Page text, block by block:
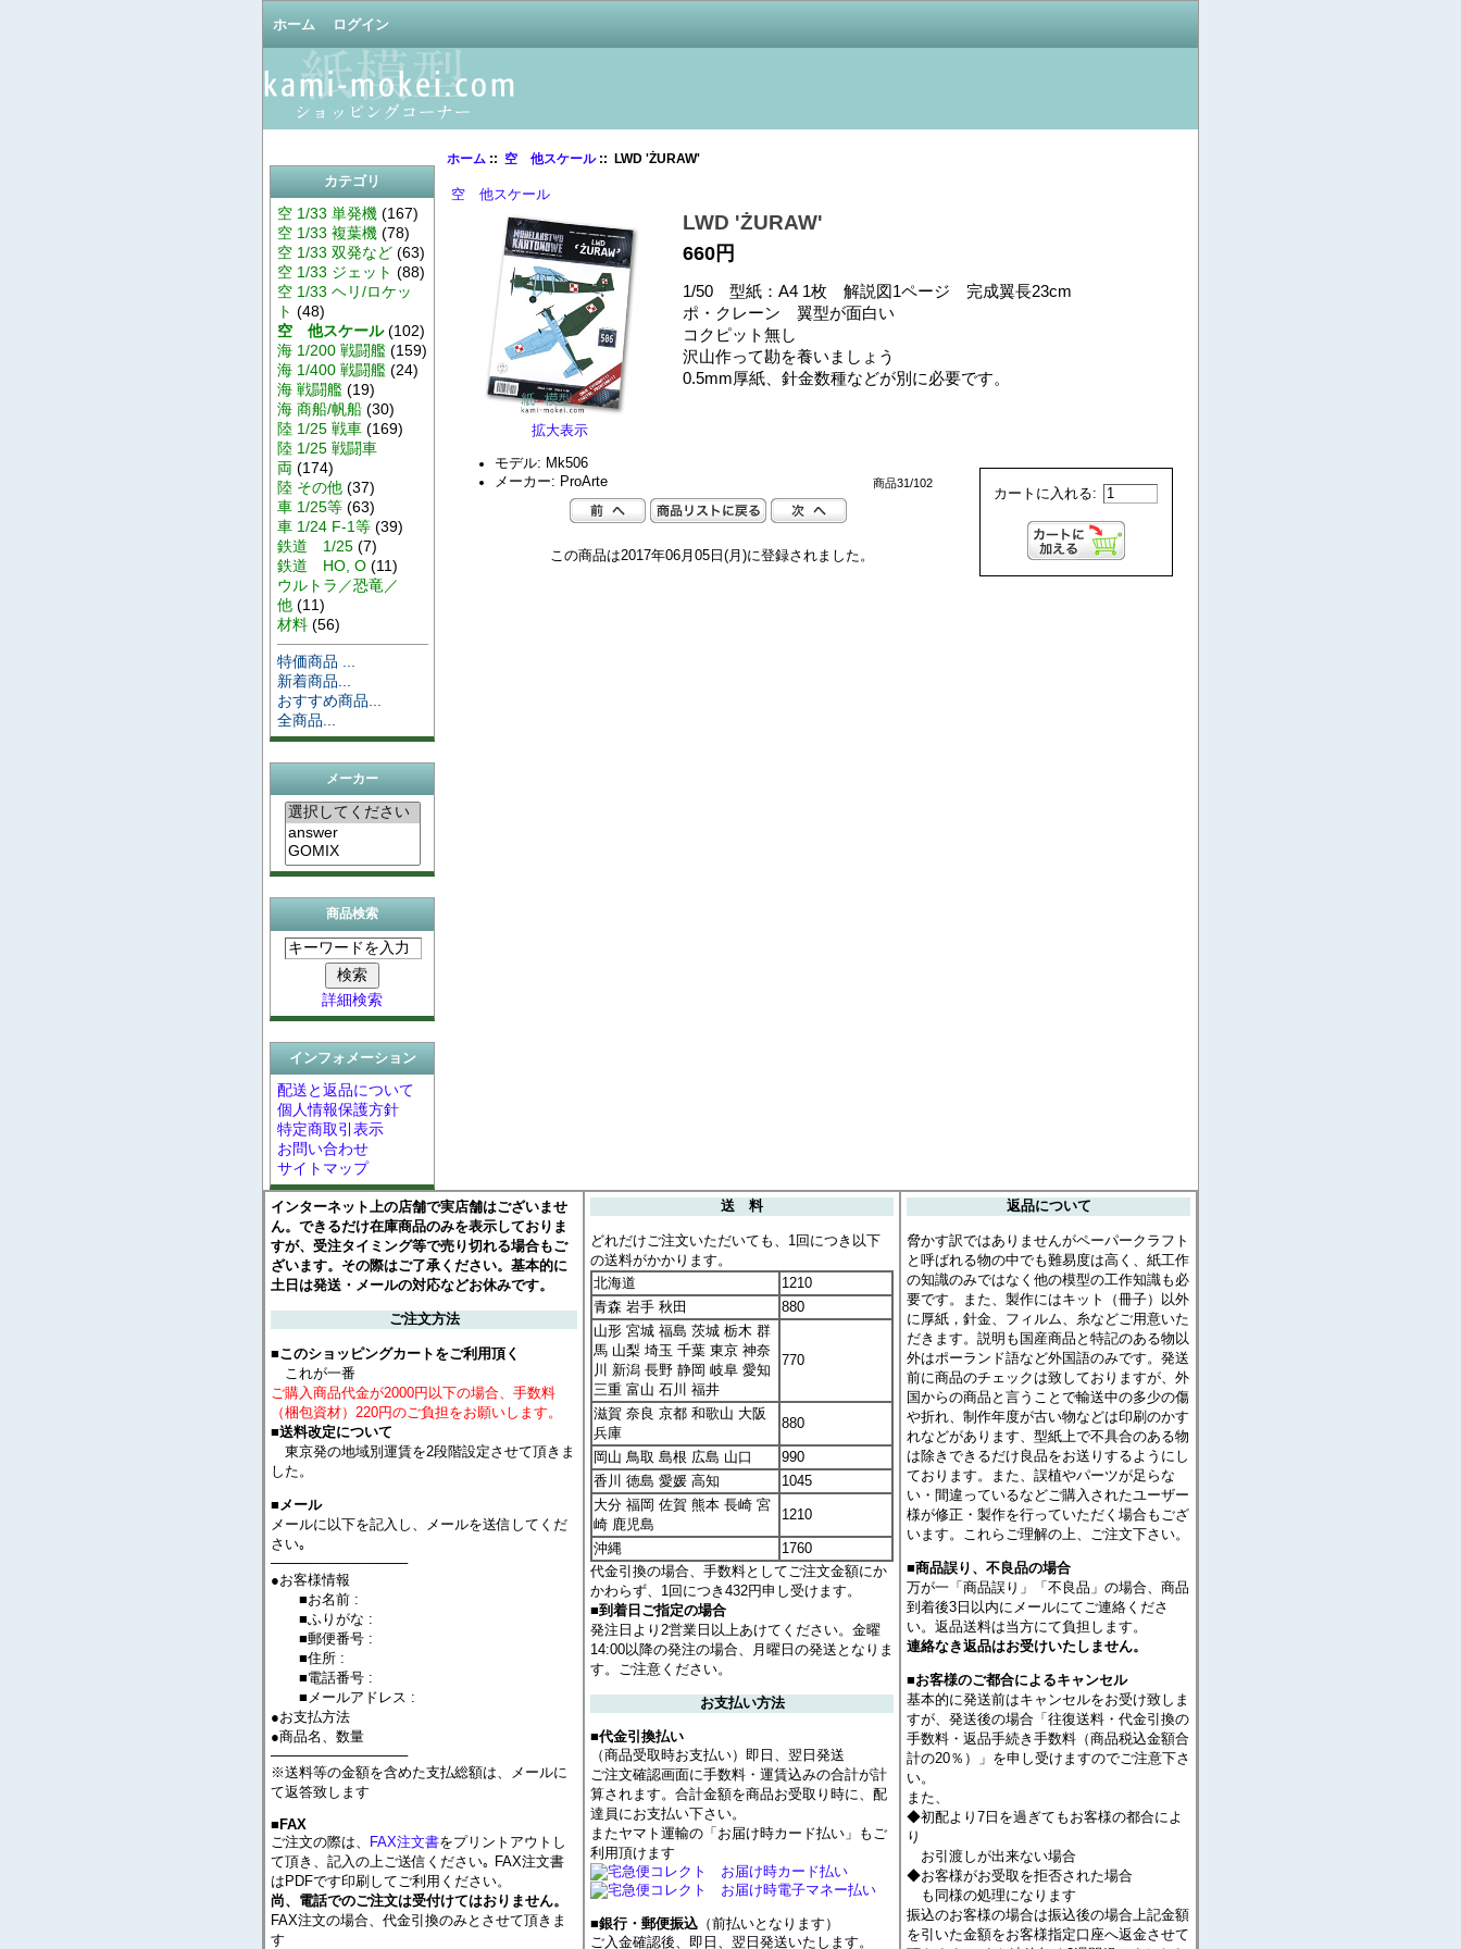
ホーム ログイン
カテゴリ
空 1/33 単発機(167)
空 1/33 複葉機(78)
空 1/33 双発など(63)
空 1/33 ジェット (88)
空 1/33 ヘリ/ロケッ
ト (48)
空 他スケール(102)
海 1/200 戦闘艦(159)
海 1/400 戦闘艦(24)
海 戦闘艦(19)
海 商船/帆船(30)
陸 1/25 戦車(169)
陸 1/25 戦闘車
両 (174)
陸 その他(37)
車 1/25等(63)
車 1/24 F-1等(39)
鉄道 1/25(7)
鉄道 HO, O(11)
ウルトラ／恐竜／
他(11)
材料(56)
特価商品 ...
新着商品...
おすすめ商品...
全商品...
メーカー
商品検索
詳細検索
インフォメーション
配送と返品について
個人情報保護方針
特定商取引表示
お問い合わせ
サイトマップ
ホーム:: 空 他スケール:: LWD 'ŻURAW'
空 他スケール
拡大表示
LWD 'ŻURAW'
660円
1/50 型紙：A4 1枚 解説図1ページ 完成翼長23cm
ポ・クレーン 翼型が面白い
コクピット無し
沢山作って勘を養いましょう
0.5mm厚紙、針金数種などが別に必要です。
カートに入れる:
モデル: Mk506
メーカー: ProArte
商品31/102
この商品は2017年06月05日(月)に登録されました。
インターネット上の店舗で実店舗はございませ
ん。できるだけ在庫商品のみを表示しておりま
すが、受注タイミング等で売り切れる場合もご
ざいます。その際はご了承ください。基本的に
土日は発送・メールの対応などお休みです。
ご注文方法
■このショッピングカートをご利用頂く
これが一番
ご購入商品代金が2000円以下の場合、手数料
（梱包資材）220円のご負担をお願いします。
■送料改定について
東京発の地域別運賃を2段階設定させて頂きま
した。
■メール
メールに以下を記入し、メールを送信してくだ
さい｡
──────────────
●お客様情報
■お名前 :
■ふりがな :
■郵便番号 :
■住所 :
■電話番号 :
■メールアドレス :
●お支払方法
●商品名、数量
──────────────
※送料等の金額を含めた支払総額は、メールに
て返答致します
■FAX
ご注文の際は、 FAX注文書をプリントアウトし
て頂き、記入の上ご送信ください｡ FAX注文書
はPDFです印刷してご利用ください。
尚、電話でのご注文は受付けてはおりません。
FAX注文の場合、代金引換のみとさせて頂きま
す
送 料
どれだけご注文いただいても、1回につき以下
の送料がかかります。
北海道
1210
青森 岩手 秋田
880
山形 宮城 福島 茨城 栃木 群
馬 山梨 埼玉 千葉 東京 神奈
川 新潟 長野 静岡 岐阜 愛知
三重 富山 石川 福井
770
滋賀 奈良 京都 和歌山 大阪
兵庫
880
岡山 鳥取 島根 広島 山口
990
香川 徳島 愛媛 高知
1045
大分 福岡 佐賀 熊本 長崎 宮
崎 鹿児島
1210
沖縄
1760
代金引換の場合、手数料としてご注文金額にか
かわらず、1回につき432円申し受けます。
■到着日ご指定の場合
発注日より2営業日以上あけてください。金曜
14:00以降の発注の場合、月曜日の発送となりま
す。ご注意ください。
お支払い方法
■代金引換払い
（商品受取時お支払い）即日、翌日発送
ご注文確認画面に手数料・運賃込みの合計が計
算されます。合計金額を商品お受取り時に、配
達員にお支払い下さい。
またヤマト運輸の「お届け時カード払い」もご
利用頂けます
■銀行・郵便振込 （前払いとなります）
ご入金確認後、即日、翌日発送いたします。
返品について
脅かす訳ではありませんがペーパークラフト
と呼ばれる物の中でも難易度は高く、紙工作
の知識のみではなく他の模型の工作知識も必
要です。また、製作にはキット（冊子）以外
に厚紙，針金、フィルム、糸などご用意いた
だきます。説明も国産商品と特記のある物以
外はポーランド語など外国語のみです。発送
前に商品のチェックは致しておりますが、外
国からの商品と言うことで輸送中の多少の傷
や折れ、制作年度が古い物などは印刷のかす
れなどがあります、型紙上で不具合のある物
は除きできるだけ良品をお送りするようにし
ております。また、誤植やパーツが足らな
い・間違っているなどご購入されたユーザー
様が修正・製作を行っていただく場合もござ
います。これらご理解の上、ご注文下さい。
■商品誤り、不良品の場合
万が一「商品誤り」「不良品」の場合、商品
到着後3日以内にメールにてご連絡くださ
い。返品送料は当方にて負担します。
連絡なき返品はお受けいたしません。
■お客様のご都合によるキャンセル
基本的に発送前はキャンセルをお受け致しま
すが、発送後の場合「往復送料・代金引換の
手数料・返品手続き手数料（商品税込金額合
計の20％）」を申し受けますのでご注意下さ
い。
また、
◆初配より7日を過ぎてもお客様の都合によ
り
お引渡しが出来ない場合
◆お客様がお受取を拒否された場合
も同様の処理になります
振込のお客様の場合は振込後の場合上記金額
を引いた金額をお客様指定口座へ返金させて